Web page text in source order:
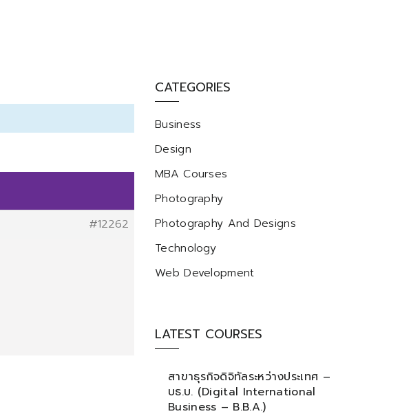
#12262
CATEGORIES
Business
Design
MBA Courses
Photography
Photography And Designs
Technology
Web Development
LATEST COURSES
สาขาธุรกิจดิจิทัลระหว่างประเทศ –
บธ.บ. (Digital International
Business – B.B.A.)